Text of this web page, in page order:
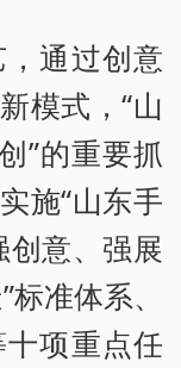
通过创意
模式，“山
”的重要抓
施“山东手
创意、强展
准体系、
项重点任